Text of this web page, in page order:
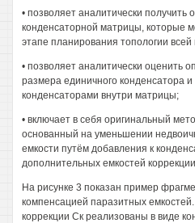
• позволяет аналитически получить
конденсаторной матрицы, которые
этапе планирования топологии
• позволяет аналитически оценить
размера единичного конденсатора
конденсаторами внутри матрицы;
• включает в себя оригинальный
основанный на уменьшении
емкости путём добавления к
дополнительных емкостей
На рисунке 3 показан пример
компенсацией паразитных
коррекции Ск реализованы в виде